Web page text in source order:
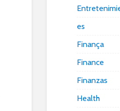
es
Finança
Finance
Finanzas
Health